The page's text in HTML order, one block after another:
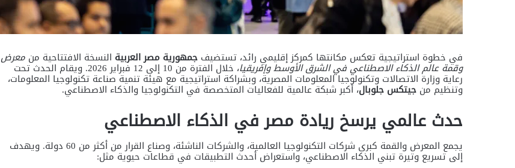
في خطوة استراتيجية تعكس مكانتها كمركز إقليمي رائد، تستضيف جمهورية مصر العربية النسخة الافتتاحية من معرض
وقمة عالم الذكاء الاصطناعي في الشرق الأوسط وإفريقيا ، خلال الفترة من 10 إلى 12 فبراير 2026. ويقام الحدث تحت
رعاية وزارة الاتصالات وتكنولوجيا المعلومات المصرية، وبشراكة استراتيجية مع هيئة تنمية صناعة تكنولوجيا المعلومات،
وتنظيم من جيتكس جلوبال، أكبر شبكة عالمية للفعاليات المتخصصة في التكنولوجيا والذكاء الاصطناعي.
حدث عالمي يرسخ ريادة مصر في الذكاء الاصطناعي
يجمع المعرض والقمة كبرى شركات التكنولوجيا العالمية، والشركات الناشئة، وصناع القرار من أكثر من 60 دولة. ويهدف
إلى تسريع وتيرة تبني الذكاء الاصطناعي، واستعراض أحدث التطبيقات في قطاعات حيوية مثل: